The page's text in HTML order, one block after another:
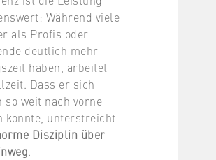
Während viele
als Profis oder
deutlich mehr
haben, arbeitet
Dass er sich
so weit nach vorne
konnte, unterstreicht
Disziplin über